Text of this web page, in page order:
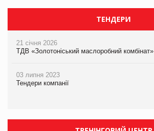
ТЕНДЕРИ
21 січня 2026
ТДВ «Золотоніський маслоробний комбінат»
03 липня 2023
Тендери компанії